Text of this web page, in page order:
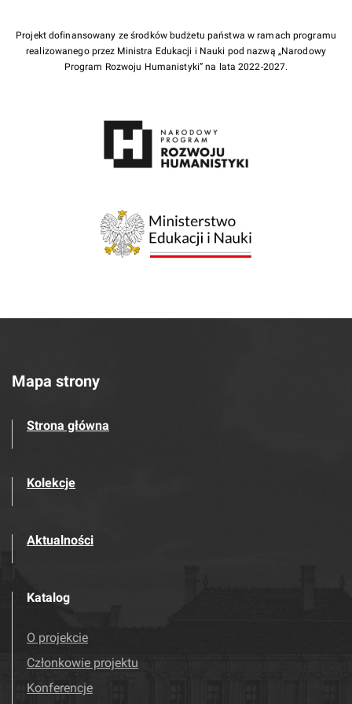
Projekt dofinansowany ze środków budżetu państwa w ramach programu
realizowanego przez Ministra Edukacji i Nauki pod nazwą „Narodowy
Program Rozwoju Humanistyki” na lata 2022-2027.
Mapa strony
Strona główna
Kolekcje
Aktualności
Katalog
O projekcie
Członkowie projektu
Konferencje